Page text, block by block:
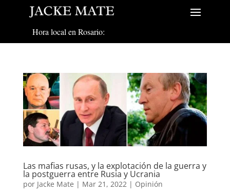
Hora local en Rosario:
Las mafias rusas, y la explotación de la guerra y
la postguerra entre Rusia y Ucrania
por Jacke Mate | Mar 21, 2022| Opinión